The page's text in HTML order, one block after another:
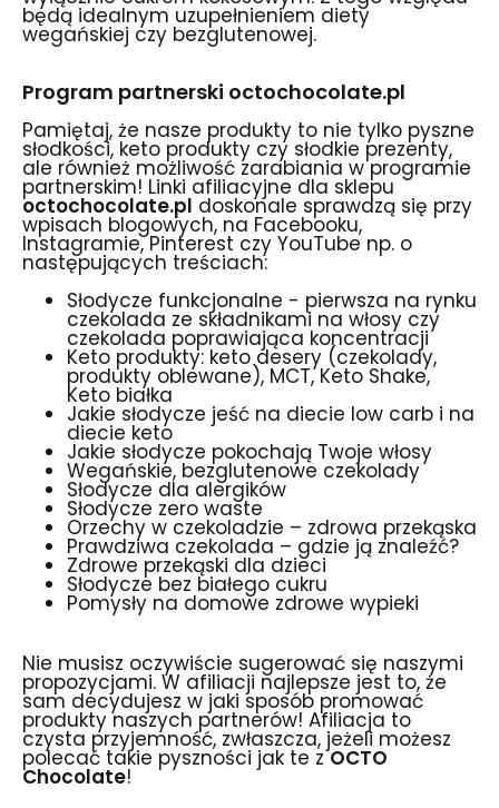
będą idealnym uzupełnieniem diety
wegańskiej czy bezglutenowej.
Program partnerski octochocolate.pl
Pamiętaj, że nasze produkty to nie tylko pyszne
słodkości, keto produkty czy słodkie prezenty,
ale również możliwość zarabiania w programie
partnerskim! Linki afiliacyjne dla sklepu
octochocolate.pl doskonale sprawdzą się przy
wpisach blogowych, na Facebooku,
Instagramie, Pinterest czy YouTube np. o
następujących treściach:
Słodycze funkcjonalne - pierwsza na rynku
czekolada ze składnikami na włosy czy
czekolada poprawiająca koncentracji
Keto produkty: keto desery (czekolady,
produkty oblewane), MCT, Keto Shake,
Keto białka
Jakie słodycze jeść na diecie low carb i na
diecie keto
Jakie słodycze pokochają Twoje włosy
Wegańskie, bezglutenowe czekolady
Słodycze dla alergików
Słodycze zero waste
Orzechy w czekoladzie – zdrowa przekąska
Prawdziwa czekolada – gdzie ją znaleźć?
Zdrowe przekąski dla dzieci
Słodycze bez białego cukru
Pomysły na domowe zdrowe wypieki
Nie musisz oczywiście sugerować się naszymi
propozycjami. W afiliacji najlepsze jest to, że
sam decydujesz w jaki sposób promować
produkty naszych partnerów! Afiliacja to
czysta przyjemność, zwłaszcza, jeżeli możesz
polecać takie pyszności jak te zOCTO
Chocolate!